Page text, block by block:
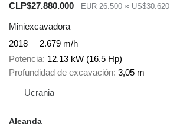
CLP$27.880.000
EUR 26.500 ≈ US$30.620
Miniexcavadora
2018
2.679 m/h
Potencia 12.13 kW (16.5 Hp)
Profundidad de excavación 3,05 m
Ucrania
Aleanda